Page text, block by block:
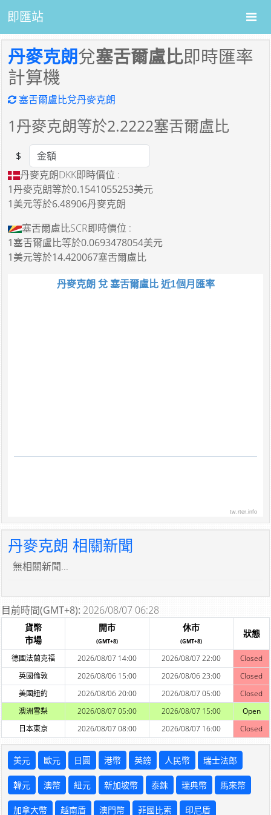
即匯站
丹麥克朗兌塞舌爾盧比即時匯率
計算機
塞舌爾盧比兌丹麥克朗
1丹麥克朗等於2.2222塞舌爾盧比
Amount
$
丹麥克朗DKK即時價位 :
1丹麥克朗等於0.1541055253美元
1美元等於6.48906丹麥克朗
塞舌爾盧比SCR即時價位 :
1塞舌爾盧比等於0.0693478054美元
1美元等於14.420067塞舌爾盧比
丹麥克朗 兌 塞舌爾盧比 近1個月匯率
tw.rter.info
丹麥克朗 相關新聞
無相關新聞...
目前時間(GMT+8): 2026/08/07 06:28
貨幣
市場
開市
(GMT+8)
休市
(GMT+8)
狀態
德國法蘭克福 2026/08/07 14:00 2026/08/07 22:00
Closed
英國倫敦
2026/08/06 15:00 2026/08/06 23:00
Closed
美國紐約
2026/08/06 20:00 2026/08/07 05:00
Closed
澳洲雪梨
2026/08/07 05:00 2026/08/07 15:00
Open
日本東京
2026/08/07 08:00 2026/08/07 16:00 Closed
美元 歐元 日圓 港幣 英鎊 人民幣 瑞士法郎
韓元 澳幣 紐元 新加坡幣 泰銖 瑞典幣 馬來幣
加拿大幣 越南盾 澳門幣 菲國比索 印尼盾